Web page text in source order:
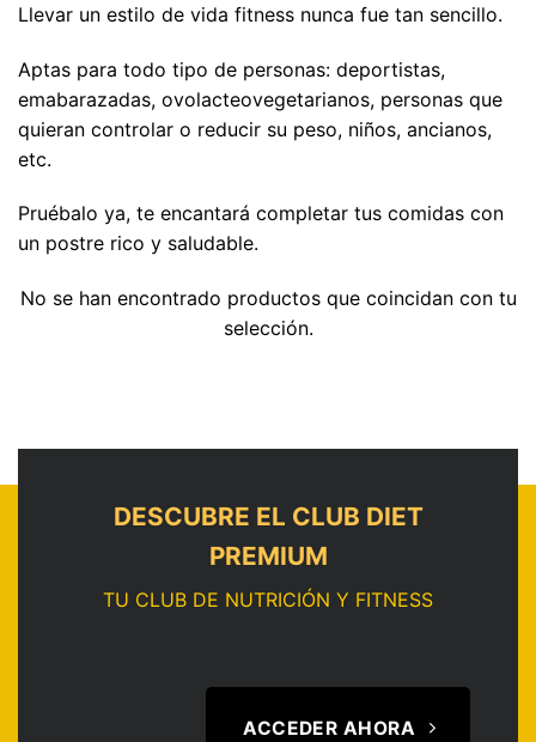
Llevar un estilo de vida fitness nunca fue tan sencillo.
Aptas para todo tipo de personas: deportistas,
emabarazadas, ovolacteovegetarianos, personas que
quieran controlar o reducir su peso, niños, ancianos,
etc.
Pruébalo ya, te encantará completar tus comidas con
un postre rico y saludable.
No se han encontrado productos que coincidan con tu
selección.
DESCUBRE EL CLUB DIET
PREMIUM
TU CLUB DE NUTRICIÓN Y FITNESS
ACCEDER AHORA